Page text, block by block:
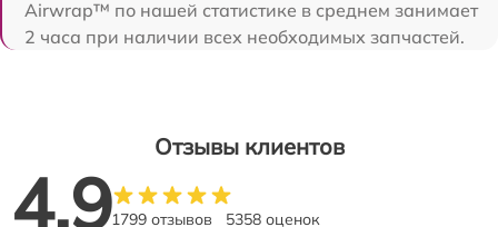
Airwrap™ по нашей статистике в среднем занимает
2 часа при наличии всех необходимых запчастей.
Отзывы клиентов
4.91799 отзывов 5358 оценок